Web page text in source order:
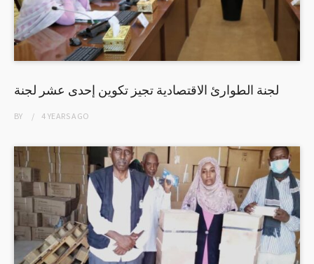
لجنة الطوارئ الاقتصادية تجيز تكوين إحدى عشر لجنة
BY 4 YEARSAGO